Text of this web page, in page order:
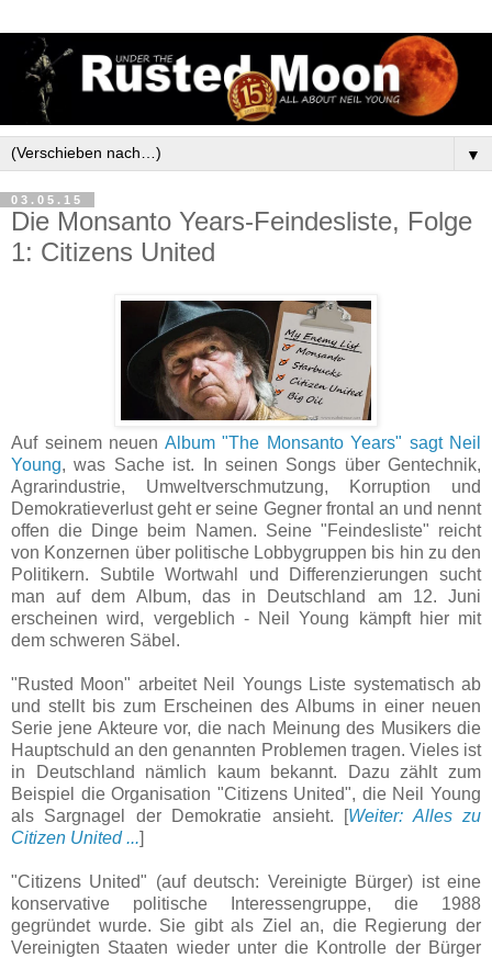
▼
03.05.15
Die Monsanto Years-Feindesliste, Folge
1: Citizens United
Auf seinem neuen Album "The Monsanto Years" sagt Neil
Young, was Sache ist. In seinen Songs über Gentechnik,
Agrarindustrie, Umweltverschmutzung, Korruption und
Demokratieverlust geht er seine Gegner frontal an und nennt
offen die Dinge beim Namen. Seine "Feindesliste" reicht
von Konzernen über politische Lobbygruppen bis hin zu den
Politikern. Subtile Wortwahl und Differenzierungen sucht
man auf dem Album, das in Deutschland am 12. Juni
erscheinen wird, vergeblich - Neil Young kämpft hier mit
dem schweren Säbel.
"Rusted Moon" arbeitet Neil Youngs Liste systematisch ab
und stellt bis zum Erscheinen des Albums in einer neuen
Serie jene Akteure vor, die nach Meinung des Musikers die
Hauptschuld an den genannten Problemen tragen. Vieles ist
in Deutschland nämlich kaum bekannt. Dazu zählt zum
Beispiel die Organisation "Citizens United", die Neil Young
als Sargnagel der Demokratie ansieht. [Weiter: Alles zu
Citizen United ...]
"Citizens United" (auf deutsch: Vereinigte Bürger) ist eine
konservative politische Interessengruppe, die 1988
gegründet wurde. Sie gibt als Ziel an, die Regierung der
Vereinigten Staaten wieder unter die Kontrolle der Bürger